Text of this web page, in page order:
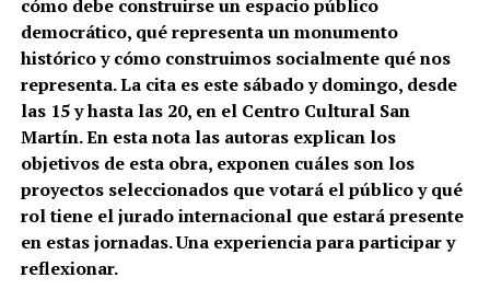
cómo debe construirse un espacio público
democrático, qué representa un monumento
histórico y cómo construimos socialmente qué nos
representa. La cita es este sábado y domingo, desde
las 15 y hasta las 20, en el Centro Cultural San
Martín. En esta nota las autoras explican los
objetivos de esta obra, exponen cuáles son los
proyectos seleccionados que votará el público y qué
rol tiene el jurado internacional que estará presente
en estas jornadas. Una experiencia para participar y
reflexionar.